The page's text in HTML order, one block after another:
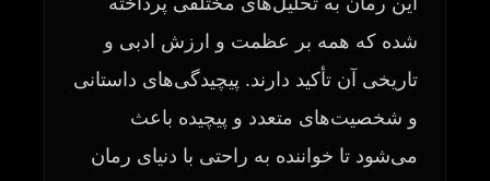
شده که همه بر عظمت و ارزش ادبی و
تاریخی آن تأکید دارند. پیچیدگی‌های داستانی
و شخصیت‌های متعدد و پیچیده باعث
می‌شود تا خواننده به راحتی با دنیای رمان